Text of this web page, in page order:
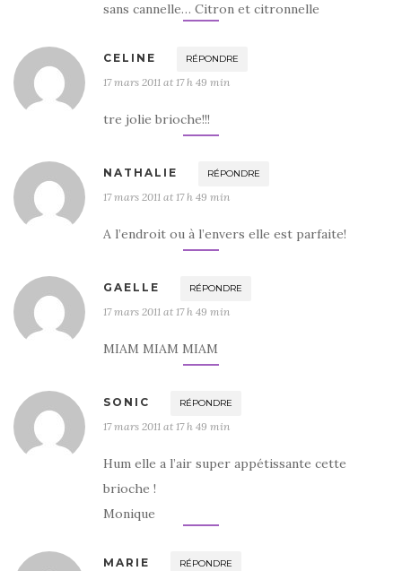
sans cannelle… Citron et citronnelle
CELINE RÉPONDRE
17 mars 2011 at 17 h 49 min
tre jolie brioche!!!
NATHALIE RÉPONDRE
17 mars 2011 at 17 h 49 min
A l’endroit ou à l’envers elle est parfaite!
GAELLE RÉPONDRE
17 mars 2011 at 17 h 49 min
MIAM MIAM MIAM
SONIC RÉPONDRE
17 mars 2011 at 17 h 49 min
Hum elle a l’air super appétissante cette
brioche !
Monique
MARIE RÉPONDRE